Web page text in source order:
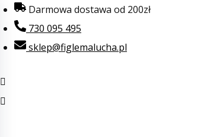
Przejdź
do
treści
Darmowa dostawa od 200zł
730 095 495
sklep@figlemalucha.pl